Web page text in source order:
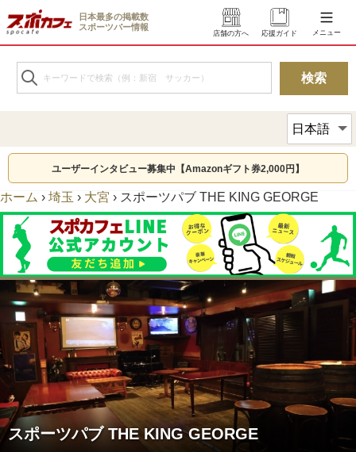
日本最多の掲載数
スポーツバー情報
店舗の方へ 応援ガイド メニュー
ユーザーインタビュー募集中【Amazonギフト券2,000円】
ホーム › 埼玉 › 大宮 › スポーツパブ THE KING GEORGE
スポーツパブ THE KING GEORGE